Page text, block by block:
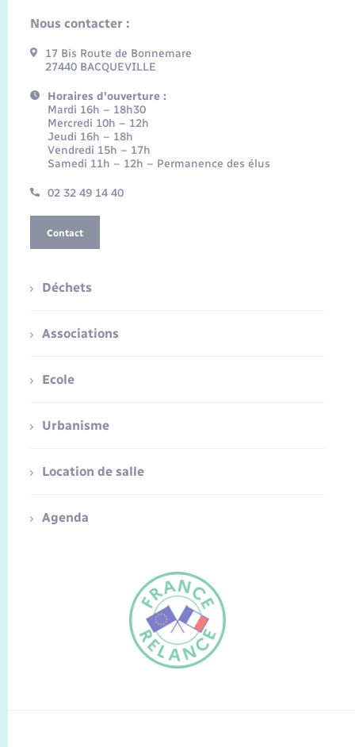
FR
Nous contacter :
17 Bis Route de Bonnemare
27440 BACQUEVILLE
Horaires d'ouverture :
Mardi 16h – 18h30
Mercredi 10h – 12h
Jeudi 16h – 18h
Vendredi 15h – 17h
Samedi 11h – 12h – Permanence des élus
02 32 49 14 40
Contact
Déchets
Associations
Ecole
Urbanisme
Location de salle
Agenda